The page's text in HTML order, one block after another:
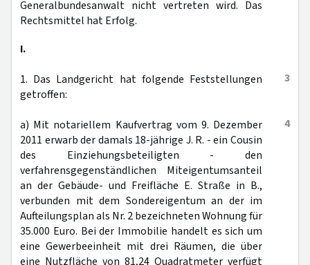
Generalbundesanwalt nicht vertreten wird. Das
Rechtsmittel hat Erfolg.
I.
3
1. Das Landgericht hat folgende Feststellungen
getroffen:
4
a) Mit notariellem Kaufvertrag vom 9. Dezember
2011 erwarb der damals 18-jährige J. R. - ein Cousin
des Einziehungsbeteiligten - den
verfahrensgegenständlichen Miteigentumsanteil
an der Gebäude- und Freifläche E. Straße in B.,
verbunden mit dem Sondereigentum an der im
Aufteilungsplan als Nr. 2 bezeichneten Wohnung für
35.000 Euro. Bei der Immobilie handelt es sich um
eine Gewerbeeinheit mit drei Räumen, die über
eine Nutzfläche von 81,24 Quadratmeter verfügt